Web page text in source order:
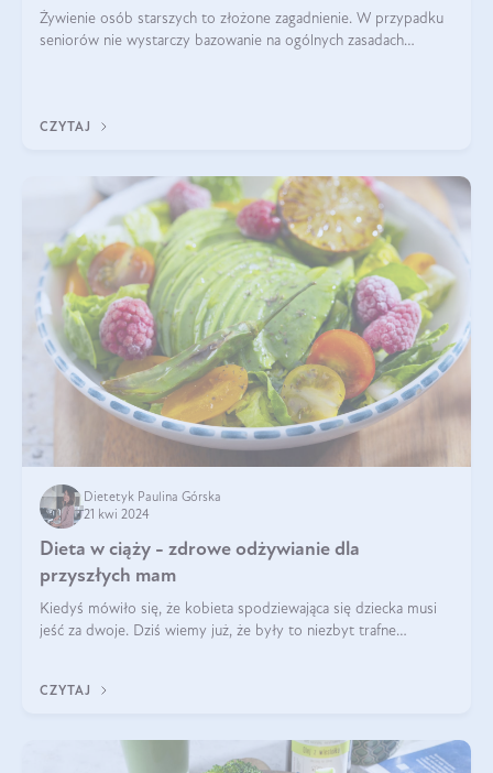
Żywienie osób starszych to złożone zagadnienie. W przypadku
seniorów nie wystarczy bazowanie na ogólnych zasadach
CZYTAJ
Dietetyk Paulina Górska
21 kwi 2024
Dieta w ciąży - zdrowe odżywianie dla
przyszłych mam
Kiedyś mówiło się, że kobieta spodziewająca się dziecka musi
jeść za dwoje. Dziś wiemy już, że były to niezbyt trafne
CZYTAJ